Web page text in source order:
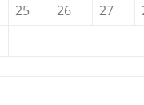
25 26 27